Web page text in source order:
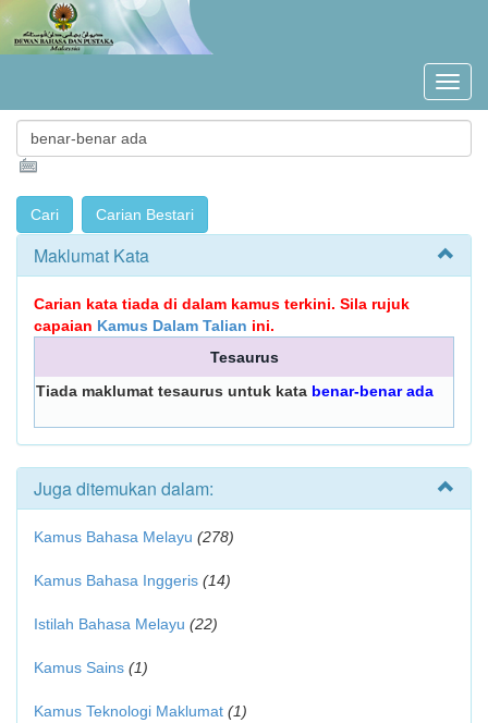
Maklumat Kata
Carian kata tiada di dalam kamus terkini. Sila rujuk
capaian Kamus Dalam Talian ini.
Tesaurus
Tiada maklumat tesaurus untuk kata benar-benar ada
Juga ditemukan dalam:
Kamus Bahasa Melayu (278)
Kamus Bahasa Inggeris (14)
Istilah Bahasa Melayu (22)
Kamus Sains (1)
Kamus Teknologi Maklumat (1)